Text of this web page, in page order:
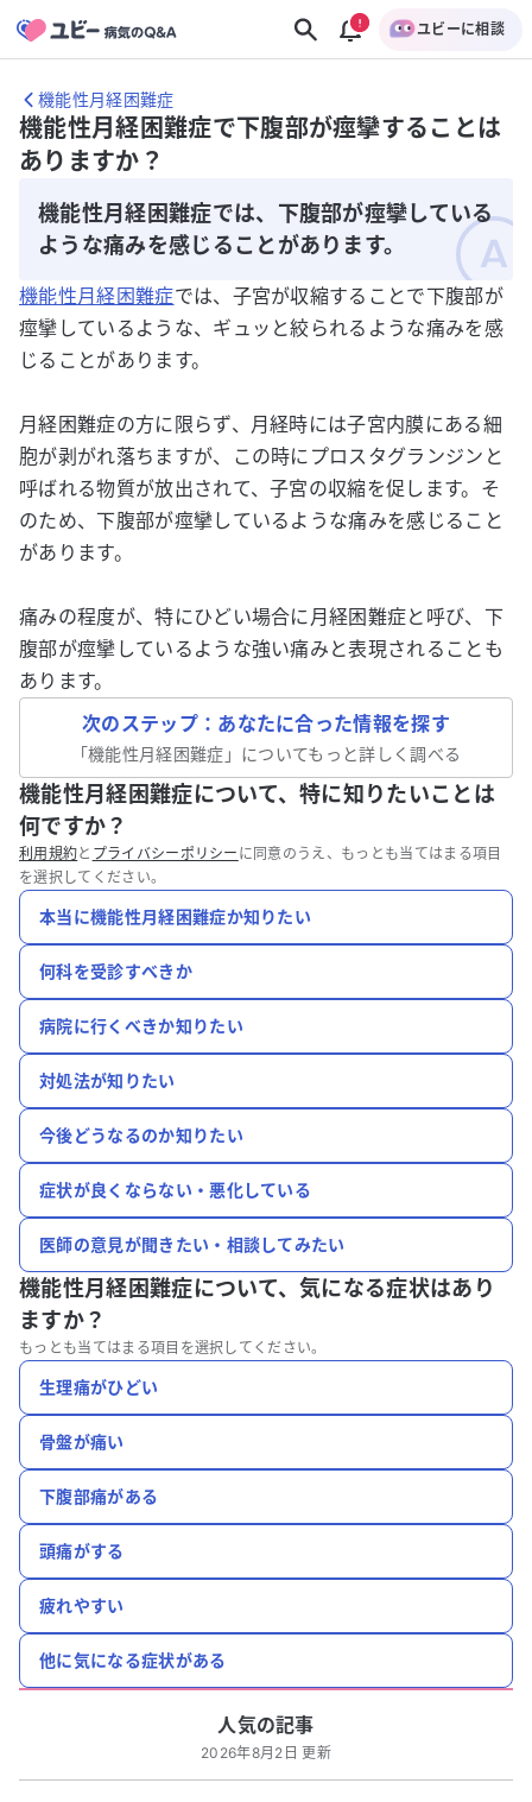
ユビーに相談
機能性月経困難症
機能性月経困難症で下腹部が痙攣することは
ありますか？
機能性月経困難症では、下腹部が痙攣している
ような痛みを感じることがあります。
機能性月経困難症では、子宮が収縮することで下腹部が
痙攣しているような、ギュッと絞られるような痛みを感
じることがあります。
月経困難症の方に限らず、月経時には子宮内膜にある細
胞が剥がれ落ちますが、この時にプロスタグランジンと
呼ばれる物質が放出されて、子宮の収縮を促します。そ
のため、下腹部が痙攣しているような痛みを感じること
があります。
痛みの程度が、特にひどい場合に月経困難症と呼び、下
腹部が痙攣しているような強い痛みと表現されることも
あります。
次のステップ：あなたに合った情報を探す
「機能性月経困難症 」についてもっと詳しく調べる
機能性月経困難症について、特に知りたいことは
何ですか？
利用規約と プライバシーポリシー に同意のうえ、もっとも当てはまる項目
を選択してください。
本当に機能性月経困難症か知りたい
何科を受診すべきか
病院に行くべきか知りたい
対処法が知りたい
今後どうなるのか知りたい
症状が良くならない・悪化している
医師の意見が聞きたい・相談してみたい
機能性月経困難症について、気になる症状はあり
ますか？
もっとも当てはまる項目を選択してください。
生理痛がひどい
骨盤が痛い
下腹部痛がある
頭痛がする
疲れやすい
他に気になる症状がある
人気の記事
2026年8月2日 更新